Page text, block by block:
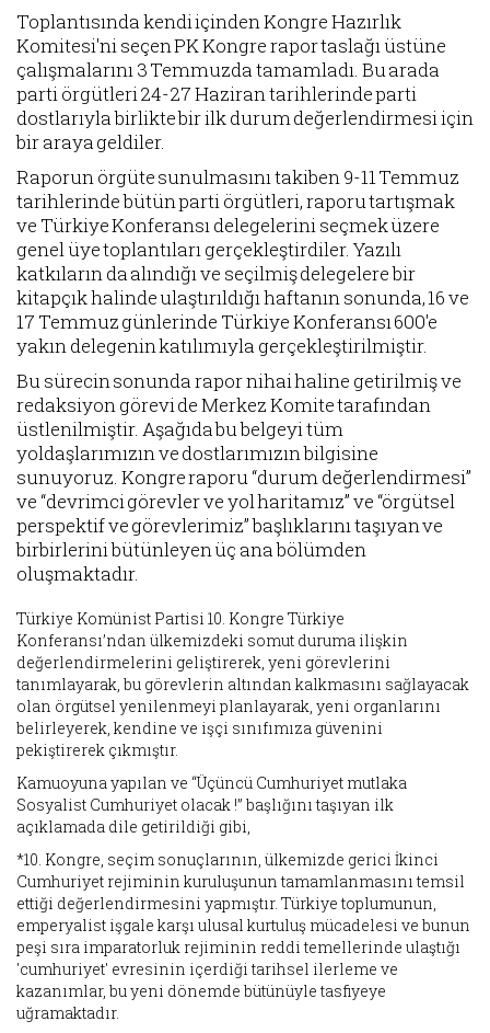
Toplantısında kendi içinden Kongre Hazırlık
Komitesi'ni seçen PK Kongre rapor taslağı üstüne
çalışmalarını 3 Temmuzda tamamladı. Bu arada
parti örgütleri 24-27 Haziran tarihlerinde parti
dostlarıyla birlikte bir ilk durum değerlendirmesi için
bir araya geldiler.
Raporun örgüte sunulmasını takiben 9-11 Temmuz
tarihlerinde bütün parti örgütleri, raporu tartışmak
ve Türkiye Konferansı delegelerini seçmek üzere
genel üye toplantıları gerçekleştirdiler. Yazılı
katkıların da alındığı ve seçilmiş delegelere bir
kitapçık halinde ulaştırıldığı haftanın sonunda, 16 ve
17 Temmuz günlerinde Türkiye Konferansı 600'e
yakın delegenin katılımıyla gerçekleştirilmiştir.
Bu sürecin sonunda rapor nihai haline getirilmiş ve
redaksiyon görevi de Merkez Komite tarafından
üstlenilmiştir. Aşağıda bu belgeyi tüm
yoldaşlarımızın ve dostlarımızın bilgisine
sunuyoruz. Kongre raporu “durum değerlendirmesi”
ve “devrimci görevler ve yol haritamız” ve “örgütsel
perspektif ve görevlerimiz” başlıklarını taşıyan ve
birbirlerini bütünleyen üç ana bölümden
oluşmaktadır.
Türkiye Komünist Partisi 10. Kongre Türkiye
Konferansı’ndan ülkemizdeki somut duruma ilişkin
değerlendirmelerini geliştirerek, yeni görevlerini
tanımlayarak, bu görevlerin altından kalkmasını sağlayacak
olan örgütsel yenilenmeyi planlayarak, yeni organlarını
belirleyerek, kendine ve işçi sınıfımıza güvenini
pekiştirerek çıkmıştır.
Kamuoyuna yapılan ve “Üçüncü Cumhuriyet mutlaka
Sosyalist Cumhuriyet olacak !” başlığını taşıyan ilk
açıklamada dile getirildiği gibi,
*10. Kongre, seçim sonuçlarının, ülkemizde gerici İkinci
Cumhuriyet rejiminin kuruluşunun tamamlanmasını temsil
ettiği değerlendirmesini yapmıştır. Türkiye toplumunun,
emperyalist işgale karşı ulusal kurtuluş mücadelesi ve bunun
peşi sıra imparatorluk rejiminin reddi temellerinde ulaştığı
'cumhuriyet' evresinin içerdiği tarihsel ilerleme ve
kazanımlar, bu yeni dönemde bütünüyle tasfiyeye
uğramaktadır.